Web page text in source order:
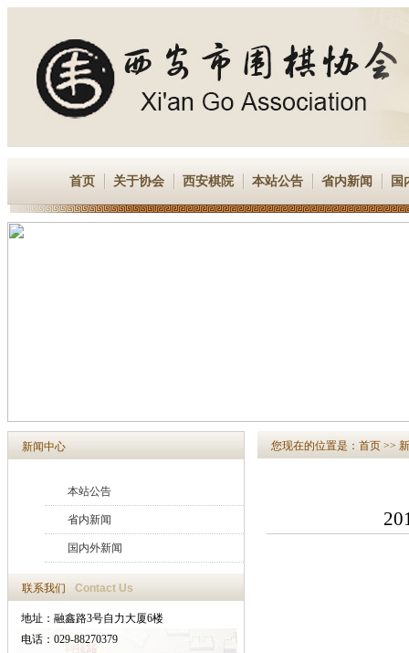
首页 关于协会 西安棋院 本站公告 省内新闻 国
新闻中心
本站公告
省内新闻
国内外新闻
联系我们 Contact Us
地址：融鑫路3号自力大厦6楼
电话：029-88270379
您现在的位置是： 首页 >>